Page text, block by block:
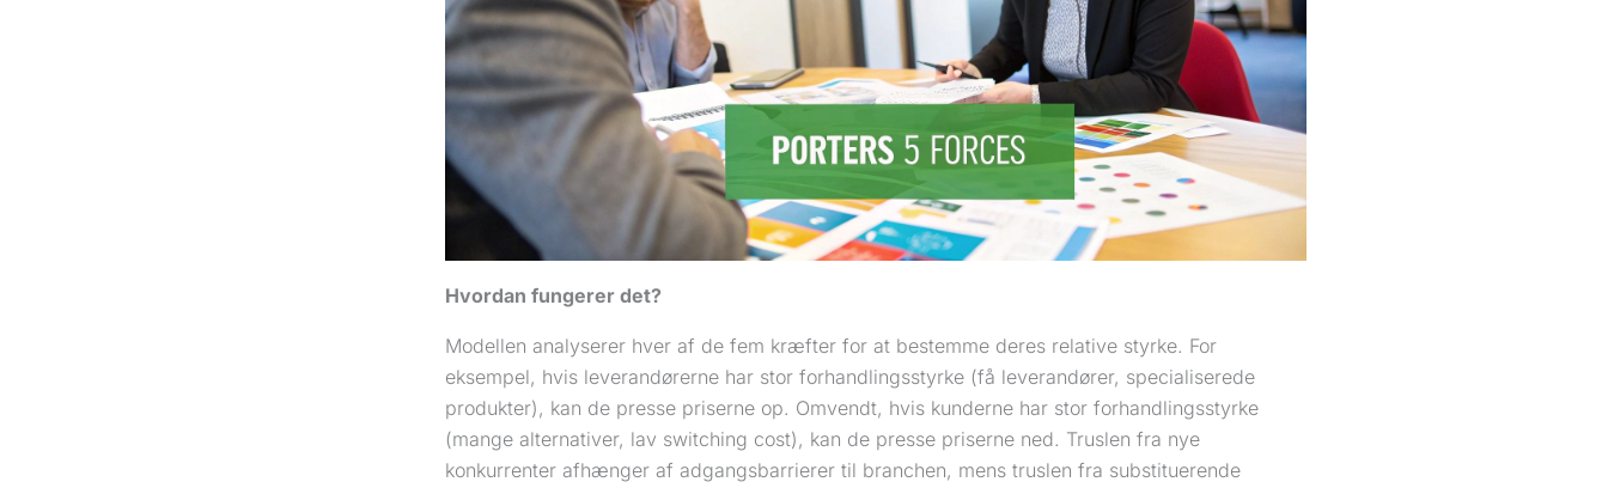
Hvordan fungerer det?
Modellen analyserer hver af de fem kræfter for at bestemme deres relative styrke. For
eksempel, hvis leverandørerne har stor forhandlingsstyrke (få leverandører, specialiserede
produkter), kan de presse priserne op. Omvendt, hvis kunderne har stor forhandlingsstyrke
(mange alternativer, lav switching cost), kan de presse priserne ned. Truslen fra nye
konkurrenter afhænger af adgangsbarrierer til branchen, mens truslen fra substituerende